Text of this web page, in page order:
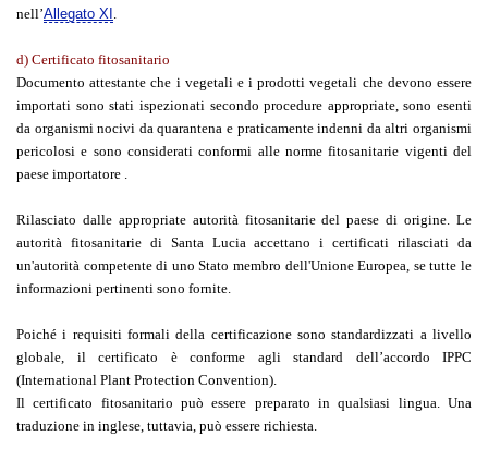
nell’Allegato XI .
d) Certificato fitosanitario
Documento attestante che i vegetali e i prodotti vegetali che devono essere
importati sono stati ispezionati secondo procedure appropriate, sono esenti
da organismi nocivi da quarantena e praticamente indenni da altri organismi
pericolosi e sono considerati conformi alle norme fitosanitarie vigenti del
paese importatore .
Rilasciato dalle appropriate autorità fitosanitarie del paese di origine. Le
autorità fitosanitarie di Santa Lucia accettano i certificati rilasciati da
un'autorità competente di uno Stato membro dell'Unione Europea, se tutte le
informazioni pertinenti sono fornite.
Poiché i requisiti formali della certificazione sono standardizzati a livello
globale, il certificato è conforme agli standard dell’accordo IPPC
(International Plant Protection Convention).
Il certificato fitosanitario può essere preparato in qualsiasi lingua. Una
traduzione in inglese, tuttavia, può essere richiesta.